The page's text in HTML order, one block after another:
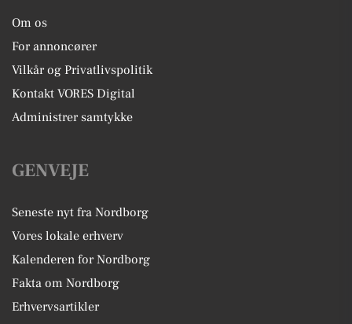
Om os
For annoncører
Vilkår og Privatlivspolitik
Kontakt VORES Digital
Administrer samtykke
GENVEJE
Seneste nyt fra Nordborg
Vores lokale erhverv
Kalenderen for Nordborg
Fakta om Nordborg
Erhvervsartikler